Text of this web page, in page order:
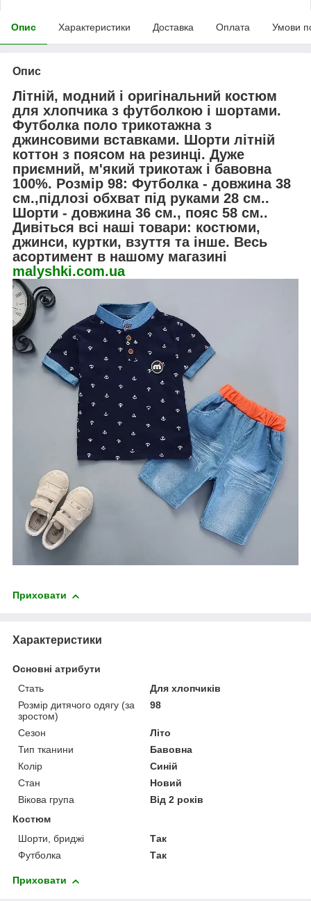
Опис Характеристики Доставка Оплата Умови
Опис
Літній, модний і оригінальний костюм
для хлопчика з футболкою і шортами.
Футболка поло трикотажна з
джинсовими вставками. Шорти літній
коттон з поясом на резинці. Дуже
приємний, м'який трикотаж і бавовна
100%. Розмір 98: Футболка - довжина 38
см.,підлозі обхват під руками 28 см..
Шорти - довжина 36 см., пояс 58 см..
Дивіться всі наші товари: костюми,
джинси, куртки, взуття та інше. Весь
асортимент в нашому магазині
malyshki.com.ua
Приховати
Характеристики
Основні атрибути
Стать
Для хлопчиків
Розмір дитячого одягу (за
зростом)
98
Сезон
Літо
Тип тканини
Бавовна
Колір
Синій
Стан
Новий
Вікова група
Від 2 років
Костюм
Шорти, бриджі
Так
Футболка
Так
Приховати